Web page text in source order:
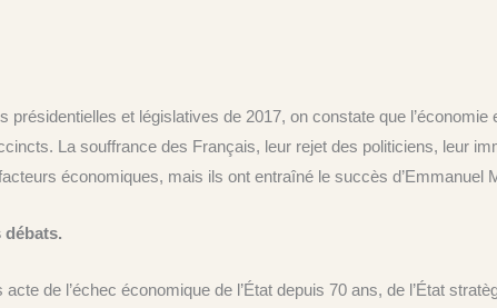
et législatives de 2017, on constate que
La souffrance des Français, leur rejet des politiciens, leur
économiques, mais ils ont entraîné le succès d’Emmanuel
débats.
de l’échec économique de l’État depuis 70 ans, de l’État